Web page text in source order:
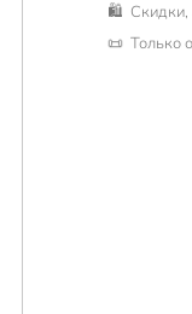
🛍 Скидки,
📜 Только